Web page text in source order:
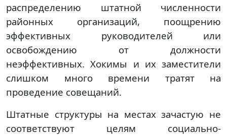
распределению штатной численности
районных организаций, поощрению
эффективных руководителей или
освобождению от должности
неэффективных. Хокимы и их заместители
слишком много времени тратят на
проведение совещаний.
Штатные структуры на местах зачастую не
соответствуют целям социально-